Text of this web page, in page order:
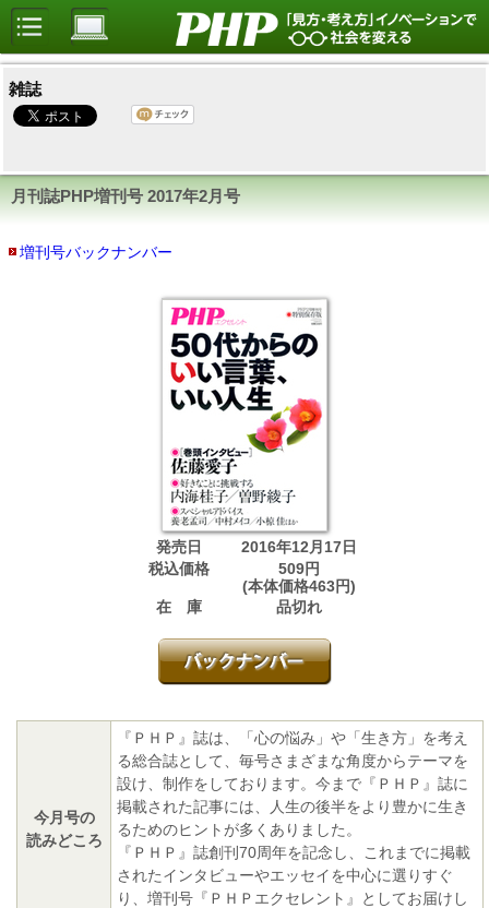
雑誌
月刊誌PHP増刊号 2017年2月号
増刊号バックナンバー
発売日
2016年12月17日
税込価格
509円
(本体価格463円)
在 庫
品切れ
今月号の
読みどころ
『ＰＨＰ』誌は、「心の悩み」や「生き方」を考え
る総合誌として、毎号さまざまな角度からテーマを
設け、制作をしております。今まで『ＰＨＰ』誌に
掲載された記事には、人生の後半をより豊かに生き
るためのヒントが多くありました。
『ＰＨＰ』誌創刊70周年を記念し、これまでに掲載
されたインタビューやエッセイを中心に選りすぐ
り、増刊号『ＰＨＰエクセレント』としてお届けし